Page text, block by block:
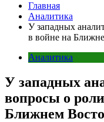
Главная
Аналитика
У западных
в войне на
Аналитика
У западных
вопросы о
Ближнем